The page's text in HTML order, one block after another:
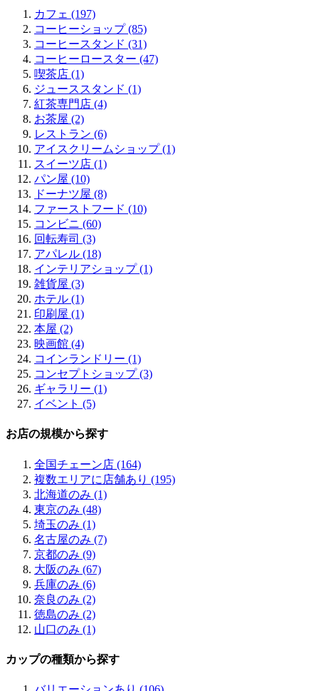
京橋 (1)
清澄白河 (1)
田町 (1)
三田 (1)
品川 (1)
南森町 (3)
北浜 (13)
中之島 (1)
天満橋 (4)
肥後橋 (4)
江戸堀 (2)
靭公園 (3)
本町 (7)
淀屋橋 (1)
新町 (2)
南船場 (5)
四ツ橋 (4)
心斎橋 (10)
アメリカ村 (2)
堀江 (5)
難波 (6)
日本橋 (3)
桜川 (2)
松屋町 (1)
京橋 (3)
鶴橋 (2)
阿倍野 (2)
天王寺 (3)
北花田 (1)
堺 (2)
鶴見 (2)
八尾 (1)
東山 (1)
一乗寺 (1)
カフェ (197)
コーヒーショップ (85)
コーヒースタンド (31)
コーヒーロースター (47)
喫茶店 (1)
ジューススタンド (1)
紅茶専門店 (4)
お茶屋 (2)
レストラン (6)
アイスクリームショップ (1)
スイーツ店 (1)
パン屋 (10)
ドーナツ屋 (8)
ファーストフード (10)
コンビニ (60)
回転寿司 (3)
アパレル (18)
インテリアショップ (1)
雑貨屋 (3)
ホテル (1)
印刷屋 (1)
本屋 (2)
映画館 (4)
コインランドリー (1)
コンセプトショップ (3)
ギャラリー (1)
イベント (5)
お店の規模から探す
全国チェーン店 (164)
複数エリアに店舗あり (195)
北海道のみ (1)
東京のみ (48)
埼玉のみ (1)
名古屋のみ (7)
京都のみ (9)
大阪のみ (67)
兵庫のみ (6)
奈良のみ (2)
徳島のみ (2)
山口のみ (1)
カップの種類から探す